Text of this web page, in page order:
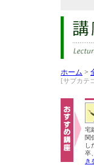
ホーム >
[サブカテ
宅
関
し
卒
き